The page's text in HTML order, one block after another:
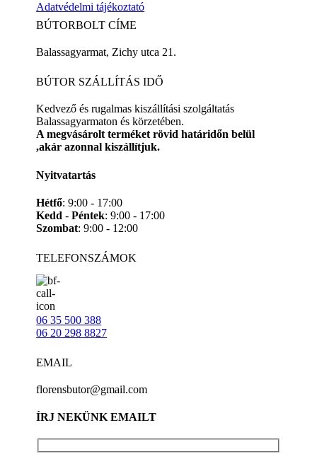
Adatvédelmi tájékoztató
BÚTORBOLT CÍME
Balassagyarmat, Zichy utca 21.
BÚTOR SZÁLLÍTÁS IDŐ
Kedvező és rugalmas kiszállítási szolgáltatás
Balassagyarmaton és körzetében.
A megvásárolt terméket rövid határidőn belül
,akár azonnal kiszállítjuk.
Nyitvatartás
Hétfő: 9:00 - 17:00
Kedd-Péntek: 9:00 - 17:00
Szombat: 9:00 - 12:00
TELEFONSZÁMOK
06 35 500 388
06 20 298 8827
EMAIL
florensbutor@gmail.com
ÍRJ NEKÜNK EMAILT